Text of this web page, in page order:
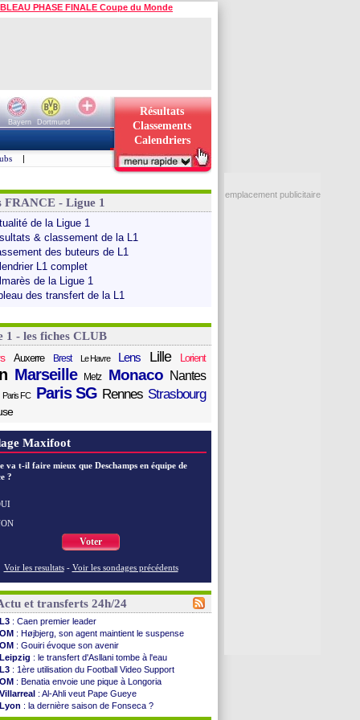
PHASE FINALE Coupe du Monde
Bayern
Dortmund
Résultats
Classements
Calendriers
|
FRANCE - Ligue 1
de la Ligue 1
& classement de la L1
des buteurs de L1
L1 complet
de la Ligue 1
des transfert de la L1
1 - les fiches CLUB
Auxerre Brest Le Havre Lens Lille Lorient
Marseille Metz Monaco Nantes
Paris FC Paris SG Rennes Strasbourg
Maxifoot
va t-il faire mieux que Deschamps en équipe de
?
Voter
Voir les resultats - Voir les sondages précédents
et transferts 24h/24
L3 : Caen premier leader
OM : Højbjerg, son agent maintient le suspense
OM : Gouiri évoque son avenir
Leipzig : le transfert d'Asllani tombe à l'eau
L3 : 1ère utilisation du Football Video Support
OM : Benatia envoie une pique à Longoria
Villarreal : Al-Ahli veut Pape Gueye
Lyon : la dernière saison de Fonseca ?
OM: un nouveau prétendant pour Højbjerg
emplacement publicitaire